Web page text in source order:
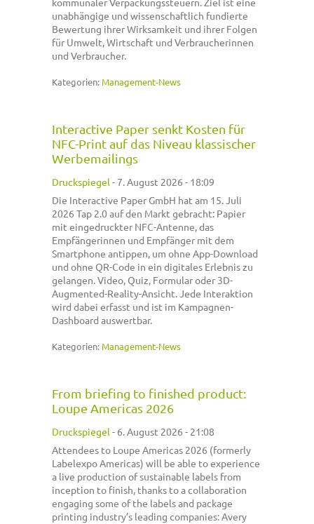
unabhängige und wissenschaftlich fundierte
Bewertung ihrer Wirksamkeit und ihrer Folgen
für Umwelt, Wirtschaft und Verbraucherinnen
und Verbraucher.
Kategorien: Management-News
Interactive Paper senkt Kosten für
NFC-Print auf das Niveau klassischer
Werbemailings
Druckspiegel - 7. August 2026 - 18:09
Die Interactive Paper GmbH hat am 15. Juli
2026 Tap 2.0 auf den Markt gebracht: Papier
mit eingedruckter NFC-Antenne, das
Empfängerinnen und Empfänger mit dem
Smartphone antippen, um ohne App-Download
und ohne QR-Code in ein digitales Erlebnis zu
gelangen. Video, Quiz, Formular oder 3D-
Augmented-Reality-Ansicht. Jede Interaktion
wird dabei erfasst und ist im Kampagnen-
Dashboard auswertbar.
Kategorien: Management-News
From briefing to finished product:
Loupe Americas 2026
Druckspiegel - 6. August 2026 - 21:08
Attendees to Loupe Americas 2026 (formerly
Labelexpo Americas) will be able to experience
a live production of sustainable labels from
inception to finish, thanks to a collaboration
engaging some of the labels and package
printing industry’s leading companies: Avery